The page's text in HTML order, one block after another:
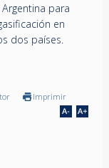
para
en
dos países.
Imprimir